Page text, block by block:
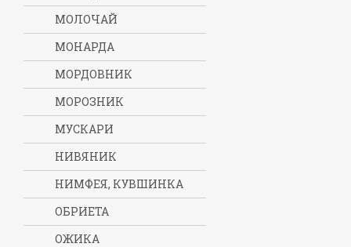
МОЛОЧАЙ
МОНАРДА
МОРДОВНИК
МОРОЗНИК
МУСКАРИ
НИВЯНИК
НИМФЕЯ, КУВШИНКА
ОБРИЕТА
ОЖИКА